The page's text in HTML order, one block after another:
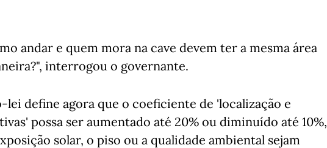
andar e quem mora na cave devem ter a mesma área
interrogou o governante.
define agora que o coeficiente de 'localização e
possa ser aumentado até 20% ou diminuído até 10%,
solar, o piso ou a qualidade ambiental sejam